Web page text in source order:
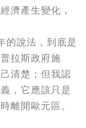
濟產生變化，
說法，到底是
拉斯政府施
清楚；但我認
，它應該只是
離開歐元區。